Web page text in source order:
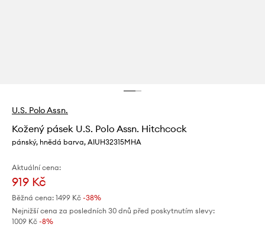
U.S. Polo Assn.
Kožený pásek U.S. Polo Assn. Hitchcock
pánský, hnědá barva, AIUH32315MHA
Aktuální cena:
919 Kč
Běžná cena: 1499 Kč -38%
Nejnižší cena za posledních 30 dnů před poskytnutím slevy:
1009 Kč -8%